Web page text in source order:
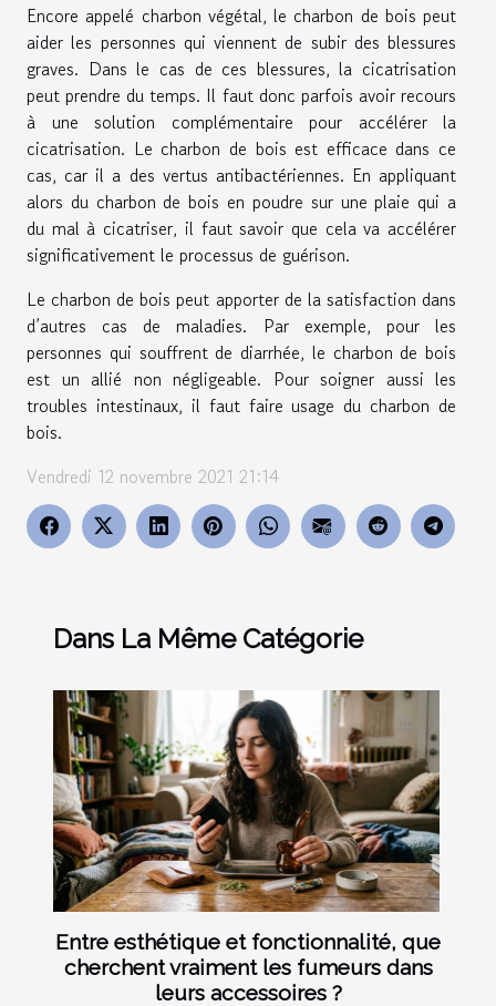
Encore appelé charbon végétal, le charbon de bois peut
aider les personnes qui viennent de subir des blessures
graves. Dans le cas de ces blessures, la cicatrisation
peut prendre du temps. Il faut donc parfois avoir recours
à une solution complémentaire pour accélérer la
cicatrisation. Le charbon de bois est efficace dans ce
cas, car il a des vertus antibactériennes. En appliquant
alors du charbon de bois en poudre sur une plaie qui a
du mal à cicatriser, il faut savoir que cela va accélérer
significativement le processus de guérison.
Le charbon de bois peut apporter de la satisfaction dans
d’autres cas de maladies. Par exemple, pour les
personnes qui souffrent de diarrhée, le charbon de bois
est un allié non négligeable. Pour soigner aussi les
troubles intestinaux, il faut faire usage du charbon de
bois.
Vendredi 12 novembre 2021 21:14
Dans La Même Catégorie
Entre esthétique et fonctionnalité, que
cherchent vraiment les fumeurs dans
leurs accessoires ?